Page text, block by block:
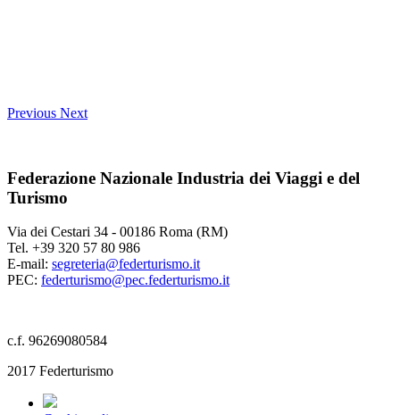
Previous Next
Federazione Nazionale Industria dei Viaggi e del
Turismo
Via dei Cestari 34 - 00186 Roma (RM)
Tel. +39 320 57 80 986
E-mail: segreteria@federturismo.it
PEC: federturismo@pec.federturismo.it
c.f. 96269080584
2017 Federturismo